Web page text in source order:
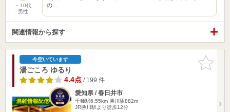
～10代
男性
の…
関連情報から探す
お気に入
りに追加
今空いています
湯ごころ ゆるり
4.4点/ 199 件
愛知県 / 春日井市
千種駅6.55km 勝川駅882m
JR勝川駅より徒歩12分